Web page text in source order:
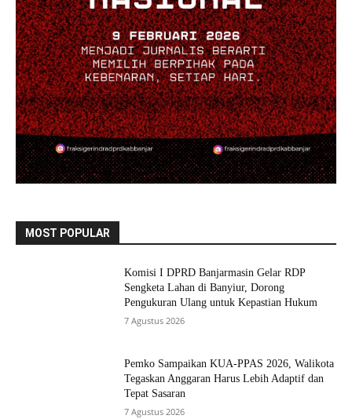
MOST POPULAR
Komisi I DPRD Banjarmasin Gelar RDP
Sengketa Lahan di Banyiur, Dorong
Pengukuran Ulang untuk Kepastian Hukum
7 Agustus 2026
Pemko Sampaikan KUA-PPAS 2026, Walikota
Tegaskan Anggaran Harus Lebih Adaptif dan
Tepat Sasaran
7 Agustus 2026